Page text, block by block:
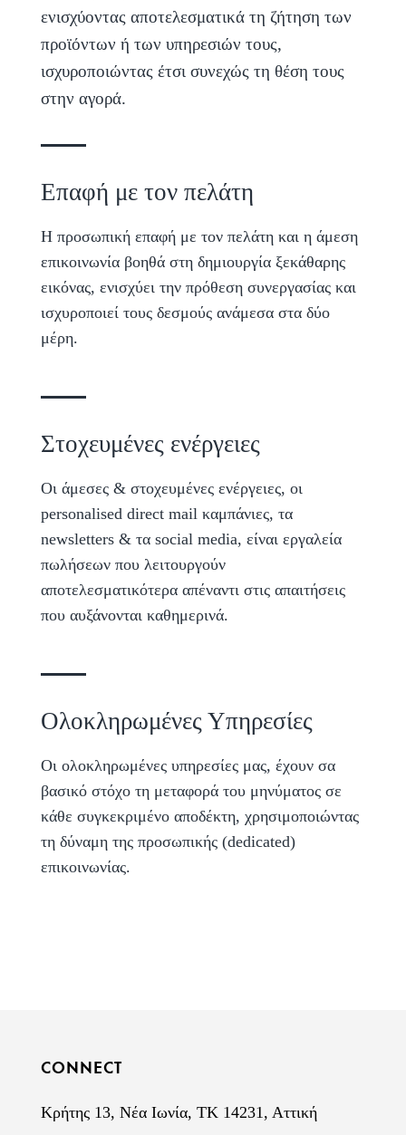
ενισχύοντας αποτελεσματικά τη ζήτηση των
προϊόντων ή των υπηρεσιών τους,
ισχυροποιώντας έτσι συνεχώς τη θέση τους
στην αγορά.
Επαφή με τον πελάτη
Η προσωπική επαφή με τον πελάτη και η άμεση
επικοινωνία βοηθά στη δημιουργία ξεκάθαρης
εικόνας, ενισχύει την πρόθεση συνεργασίας και
ισχυροποιεί τους δεσμούς ανάμεσα στα δύο
μέρη.
Στοχευμένες ενέργειες
Οι άμεσες & στοχευμένες ενέργειες, οι
personalised direct mail καμπάνιες, τα
newsletters & τα social media, είναι εργαλεία
πωλήσεων που λειτουργούν
αποτελεσματικότερα απέναντι στις απαιτήσεις
που αυξάνονται καθημερινά.
Ολοκληρωμένες Υπηρεσίες
Οι ολοκληρωμένες υπηρεσίες μας, έχουν σα
βασικό στόχο τη μεταφορά του μηνύματος σε
κάθε συγκεκριμένο αποδέκτη, χρησιμοποιώντας
τη δύναμη της προσωπικής (dedicated)
επικοινωνίας.
CONNECT
Κρήτης 13, Νέα Ιωνία, ΤΚ 14231, Αττική